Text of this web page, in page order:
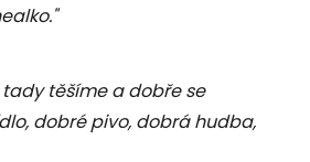
tady těšíme a dobře se
dobré pivo, dobrá hudba,